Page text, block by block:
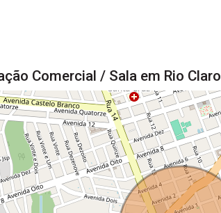
Comercial / Sala em Rio Claro